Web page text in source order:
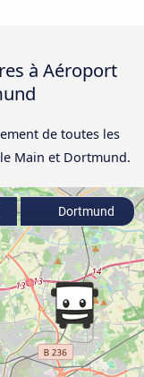
à Aéroport
de toutes les
Main et Dortmund.
Dortmund